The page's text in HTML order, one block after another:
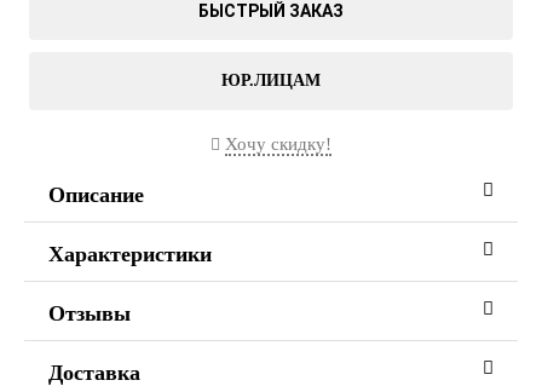
БЫСТРЫЙ ЗАКАЗ
ЮР.ЛИЦАМ
Хочу скидку!
Описание
Характеристики
Отзывы
Доставка